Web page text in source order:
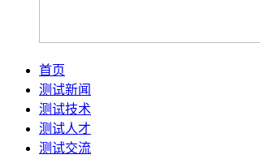
首页
测试新闻
测试技术
测试人才
测试交流